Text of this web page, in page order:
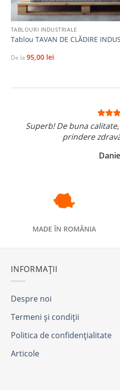
+
TABLOURI INDUSTRIALE
Tablou TAVAN DE CLĂDIRE
De la 95,00 lei
Superb! De buna
prindere
MADE ÎN ROMÂNIA
INFORMAȚII
Despre noi
Termeni și condiții
Politica de confidențialitate
Articole